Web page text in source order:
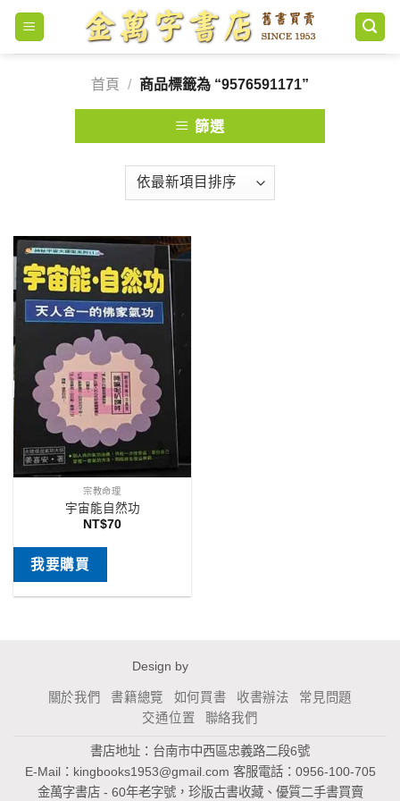
Skip
content
首頁
/ 商品標籤為 “9576591171”
篩選
宗教命理
宇宙能自然功
NT$70
我要購買
Design by
關於我們 書籍總覽 如何買書 收書辦法
常見問題
交通位置
聯絡我們
書店地址：台南市中西區忠義路二段6號
E-Mail： kingbooks1953@gmail.com 客服電話：0956-100-705
金萬字書店 - 60年老字號，珍版古書收藏、優質二手書買賣